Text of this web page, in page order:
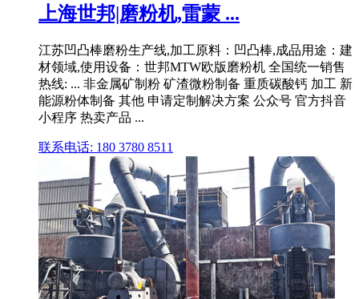
上海世邦|磨粉机,雷蒙 ...
江苏凹凸棒磨粉生产线,加工原料：凹凸棒,成品用途：建
材领域,使用设备：世邦MTW欧版磨粉机 全国统一销售
热线: ... 非金属矿制粉 矿渣微粉制备 重质碳酸钙 加工 新
能源粉体制备 其他 申请定制解决方案 公众号 官方抖音
小程序 热卖产品 ...
联系电话: 180 3780 8511